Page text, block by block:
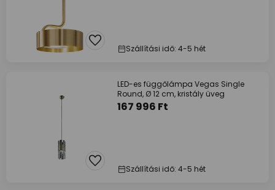
Szállítási idő: 4-5 hét
LED-es függőlámpa Vegas Single
Round, Ø 12 cm, kristály üveg
167 996 Ft
Szállítási idő: 4-5 hét